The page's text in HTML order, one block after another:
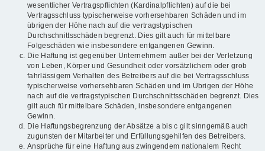
wesentlicher Vertragspflichten (Kardinalpflichten) auf die bei
Vertragsschluss typischerweise vorhersehbaren Schäden und im
übrigen der Höhe nach auf die vertragstypischen
Durchschnittsschäden begrenzt. Dies gilt auch für mittelbare
Folgeschäden wie insbesondere entgangenen Gewinn.
Die Haftung ist gegenüber Unternehmern außer bei der Verletzung
von Leben, Körper und Gesundheit oder vorsätzlichem oder grob
fahrlässigem Verhalten des Betreibers auf die bei Vertragsschluss
typischerweise vorhersehbaren Schäden und im Übrigen der Höhe
nach auf die vertragstypischen Durchschnittsschäden begrenzt. Dies
gilt auch für mittelbare Schäden, insbesondere entgangenen
Gewinn.
Die Haftungsbegrenzung der Absätze a bis c gilt sinngemäß auch
zugunsten der Mitarbeiter und Erfüllungsgehilfen des Betreibers.
Ansprüche für eine Haftung aus zwingendem nationalem Recht